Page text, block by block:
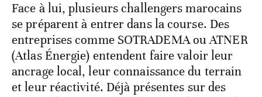
Face à lui, plusieurs challengers marocains
se préparent à entrer dans la course. Des
entreprises comme SOTRADEMA ou ATNER
(Atlas Énergie) entendent faire valoir leur
ancrage local, leur connaissance du terrain
et leur réactivité. Déjà présentes sur des